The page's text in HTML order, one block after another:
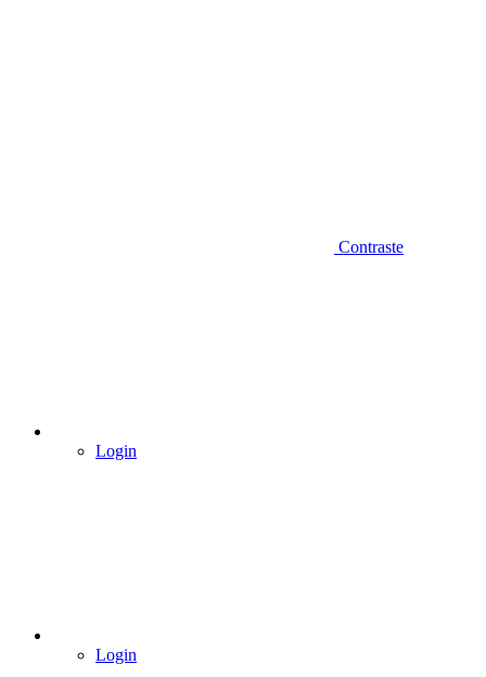
Contraste
Login
Login